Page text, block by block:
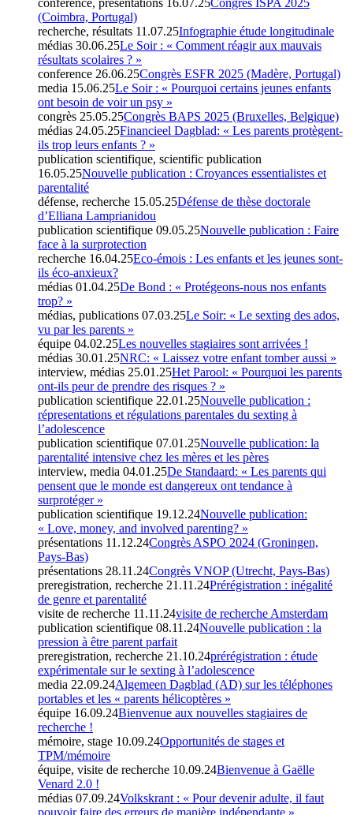
conference, présentations 16.07.25Congrès ISPA 2025
(Coimbra, Portugal)
recherche, résultats 11.07.25Infographie étude longitudinale
médias 30.06.25Le Soir : « Comment réagir aux mauvais
résultats scolaires ? »
conference 26.06.25Congrès ESFR 2025 (Madère, Portugal)
media 15.06.25Le Soir : « Pourquoi certains jeunes enfants
ont besoin de voir un psy »
congrès 25.05.25Congrès BAPS 2025 (Bruxelles, Belgique)
médias 24.05.25Financieel Dagblad: « Les parents protègent-
ils trop leurs enfants ? »
publication scientifique, scientific publication
16.05.25Nouvelle publication : Croyances essentialistes et
parentalité
défense, recherche 15.05.25Défense de thèse doctorale
d’Elliana Lamprianidou
publication scientifique 09.05.25Nouvelle publication : Faire
face à la surprotection
recherche 16.04.25Eco-émois : Les enfants et les jeunes sont-
ils éco-anxieux?
médias 01.04.25De Bond : « Protégeons-nous nos enfants
trop? »
médias, publications 07.03.25Le Soir: « Le sexting des ados,
vu par les parents »
équipe 04.02.25Les nouvelles stagiaires sont arrivées !
médias 30.01.25NRC: « Laissez votre enfant tomber aussi »
interview, médias 25.01.25Het Parool: « Pourquoi les parents
ont-ils peur de prendre des risques ? »
publication scientifique 22.01.25Nouvelle publication :
répresentations et régulations parentales du sexting à
l’adolescence
publication scientifique 07.01.25Nouvelle publication: la
parentalité intensive chez les mères et les pères
interview, media 04.01.25De Standaard: « Les parents qui
pensent que le monde est dangereux ont tendance à
surprotéger »
publication scientifique 19.12.24Nouvelle publication:
« Love, money, and involved parenting? »
présentations 11.12.24Congrès ASPO 2024 (Groningen,
Pays-Bas)
présentations 28.11.24Congrès VNOP (Utrecht, Pays-Bas)
preregistration, recherche 21.11.24Prérégistration : inégalité
de genre et parentalité
visite de recherche 11.11.24visite de recherche Amsterdam
publication scientifique 08.11.24Nouvelle publication : la
pression à être parent parfait
preregistration, recherche 21.10.24prérégistration : étude
expérimentale sur le sexting à l’adolescence
media 22.09.24Algemeen Dagblad (AD) sur les téléphones
portables et les « parents hélicoptères »
équipe 16.09.24Bienvenue aux nouvelles stagiaires de
recherche !
mémoire, stage 10.09.24Opportunités de stages et
TPM/mémoire
équipe, visite de recherche 10.09.24Bienvenue à Gaëlle
Venard 2.0 !
médias 07.09.24Volkskrant : « Pour devenir adulte, il faut
pouvoir faire des erreurs de manière indépendante »